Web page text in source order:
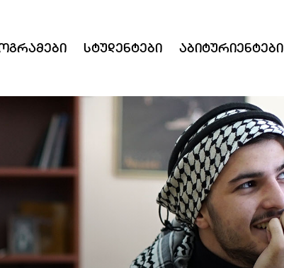
Სტუდენტები Აბიტურიენტები